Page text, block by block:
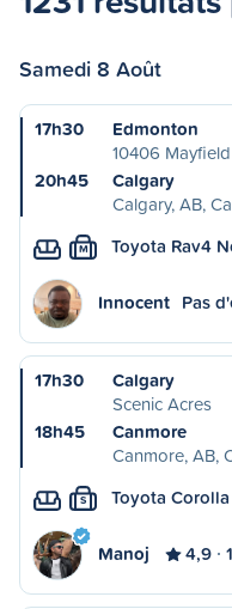
Samedi 8 Août
17h30
Edmonton
10406
20h45
Calgary
Calgary, AB,
M Toyota Rav4
Innocent Pas
17h30
Calgary
Scenic Acres
18h45
Canmore
Canmore, AB,
S Toyota
Manoj 4,9